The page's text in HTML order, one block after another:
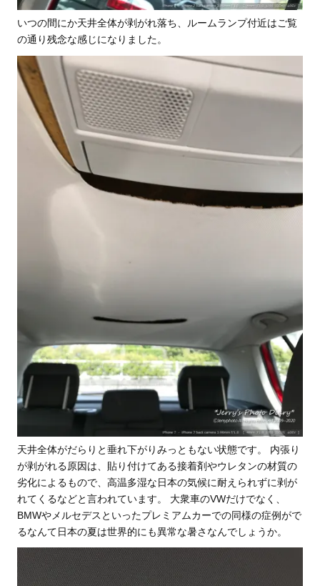
いつの間にか天井全体が剥がれ落ち、ルームランプ付近はご覧
の通り残念な感じになりました。
天井全体がだらりと垂れ下がりみっともない状態です。 内張り
が剥がれる原因は、貼り付けてある接着剤やウレタンの材質の
劣化によるもので、高温多湿な日本の気候に耐えられずに剥が
れてくるなどと言われています。 大衆車のVWだけでなく、
BMWやメルセデスといったプレミアムカーでの同様の症例がで
るなんて日本の夏は世界的にも異常な暑さなんでしょうか。